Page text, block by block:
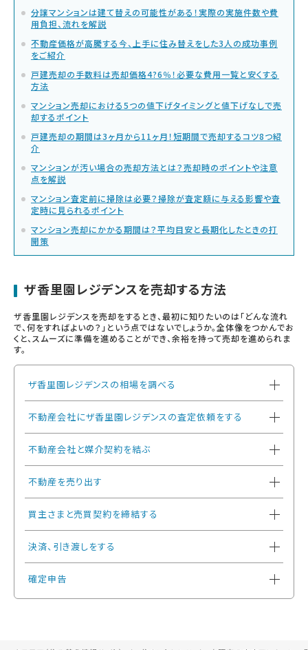
分譲マンションは建て替えの可能性がある！実際の実施件数や費
用負担、流れを解説
不動産価格が高騰する今、上手に住み替えをした3人の成功事例
をご紹介
戸建売却の手数料は売却価格4?6％！必要な費用一覧と安くする
方法
マンション売却における5つの値下げタイミングと値下げなしで売
却するポイント
戸建売却の期間は3ヶ月から11ヶ月！短期間で売却するコツ8つ紹
介
マンションが汚い場合の売却方法とは？売却時のポイントや注意
点を解説
マンション査定前に掃除は必要？掃除が査定額に与える影響や査
定時に見られるポイント
マンション売却にかかる期間は？平均目安と長期化したときの打
開策
ザ香里園レジデンスを売却する方法
ザ香里園レジデンスを売却をするとき、最初に知りたいのは「どんな流れ
で、何をすればよいの？」という点ではないでしょうか。全体像をつかんでお
くと、スムーズに準備を進めることができ、余裕を持って売却を進められま
す。
ザ香里園レジデンスの相場を調べる
不動産会社にザ香里園レジデンスの査定依頼をする
不動産会社と媒介契約を結ぶ
不動産を売り出す
買主さまと売買契約を締結する
決済、引き渡しをする
確定申告